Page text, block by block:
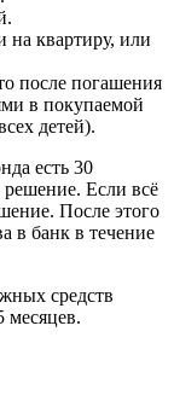
на квартиру, или
после погашения
в покупаемой
детей).
есть 30
Если всё
После этого
в банк в течение
средств
месяцев.